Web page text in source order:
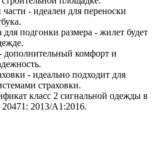
- идеален для переноски
подгонки размера - жилет будет
комфорт и
- идеально подходит для
страховки.
класс 2 сигнальной одежды в
20471: 2013/A1:2016.